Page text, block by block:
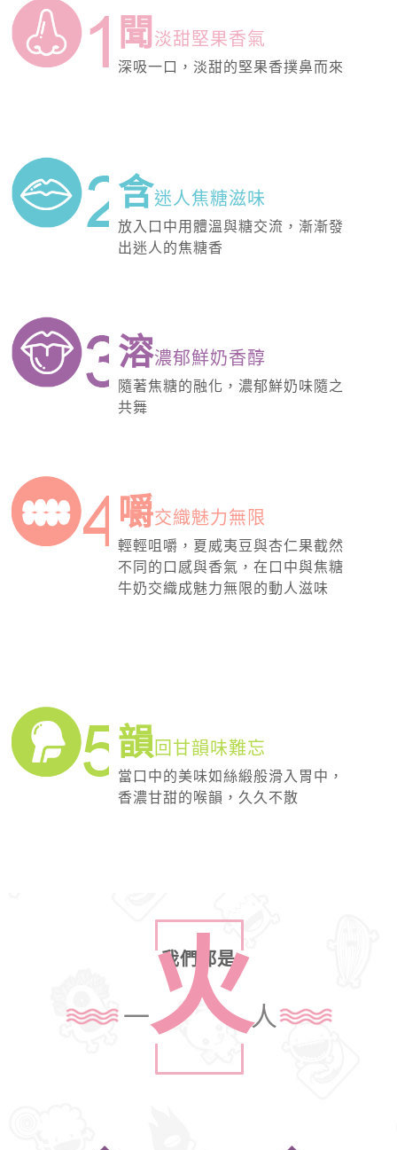
聞 淡甜堅果香氣
深吸一口，淡甜的堅果香撲鼻而來
含迷人焦糖滋味
放入口中用體溫與糖交流，漸漸發
出迷人的焦糖香
溶濃郁鮮奶香醇
隨著焦糖的融化，濃郁鮮奶味隨之
共舞
嚼交織魅力無限
輕輕咀嚼，夏威夷豆與杏仁果截然
不同的口感與香氣，在口中與焦糖
牛奶交織成魅力無限的動人滋味
韻 回甘韻味難忘
當口中的美味如絲緞般滑入胃中，
香濃甘甜的喉韻，久久不散
我們都是
一火人